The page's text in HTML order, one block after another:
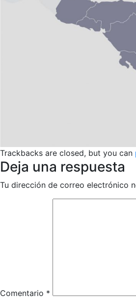
Trackbacks are closed, but you can
Deja una respuesta
Tu dirección de correo electrónico
Comentario *